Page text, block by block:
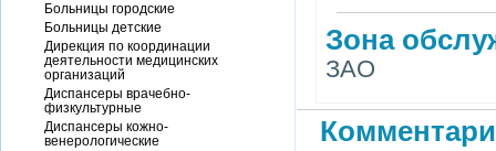
Зона
ЗАО
Больницы городские
Больницы детские
Дирекция по координации
деятельности медицинских
организаций
Диспансеры врачебно-
физкультурные
Диспансеры кожно-
венерологические